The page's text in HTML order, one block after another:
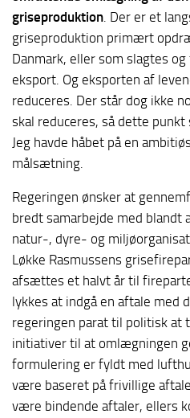
griseproduktion . Der er et
griseproduktion primært
Danmark, eller som slagtes
eksport. Og eksporten af
reduceres. Der står dog ikke
skal reduceres, så dette punkt
Jeg havde håbet på en
målsætning.
Regeringen ønsker at
bredt samarbejde med blandt
natur-, dyre- og
Løkke Rasmussens
afsættes et halvt år til
lykkes at indgå en aftale med
regeringen parat til politisk at
initiativer til at omlægningen
formulering er fyldt med
være baseret på frivillige
være bindende aftaler, ellers